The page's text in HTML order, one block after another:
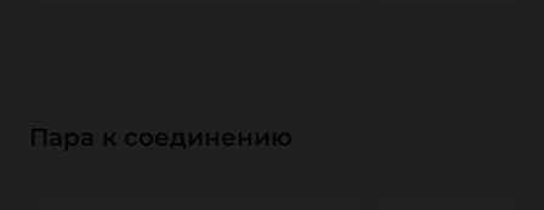
Пара к соединению